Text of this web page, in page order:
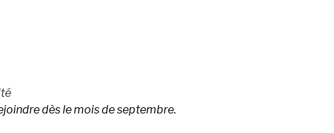
dès le mois de septembre.